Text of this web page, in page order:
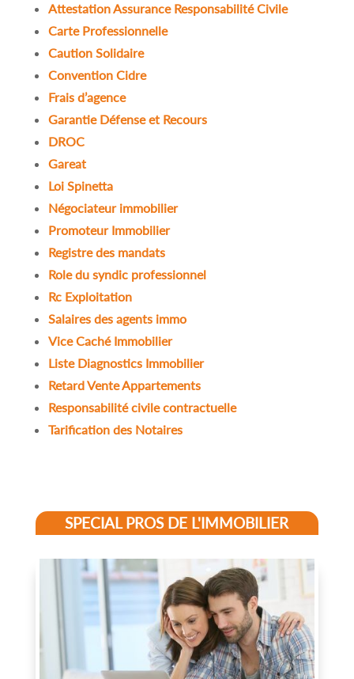
Attestation Assurance Responsabilité Civile
Carte Professionnelle
Caution Solidaire
Convention Cidre
Frais d’agence
Garantie Défense et Recours
DROC
Gareat
Loi Spinetta
Négociateur immobilier
Promoteur Immobilier
Registre des mandats
Role du syndic professionnel
Rc Exploitation
Salaires des agents immo
Vice Caché Immobilier
Liste Diagnostics Immobilier
Retard Vente Appartements
Responsabilité civile contractuelle
Tarification des Notaires
SPECIAL PROS DE L'IMMOBILIER